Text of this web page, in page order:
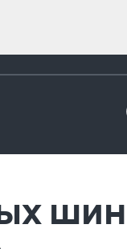
шин